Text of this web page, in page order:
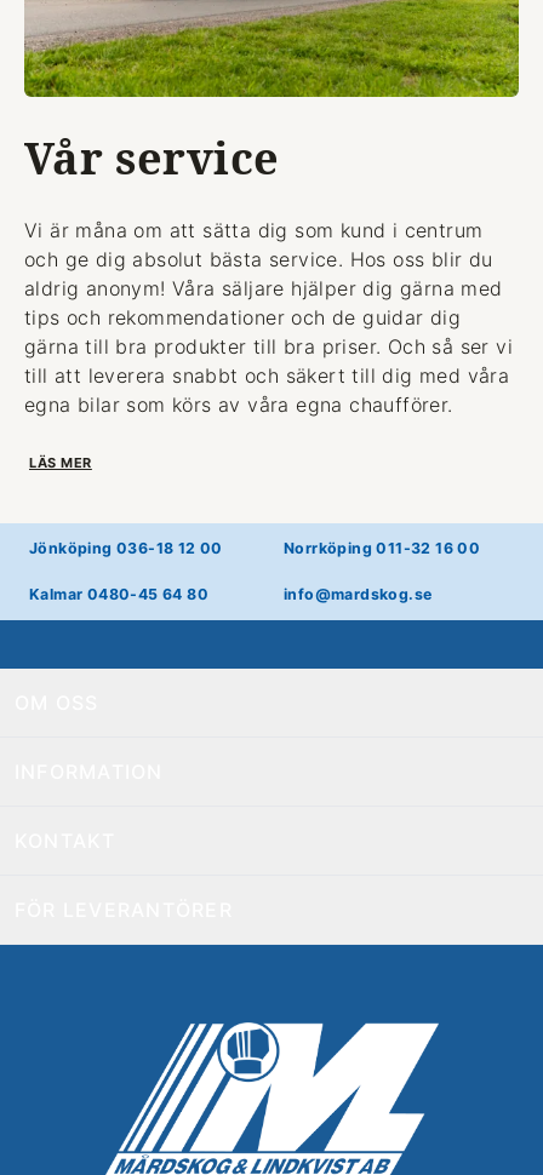
Vår service
Vi är måna om att sätta dig som kund i centrum
och ge dig absolut bästa service. Hos oss blir du
aldrig anonym! Våra säljare hjälper dig gärna med
tips och rekommendationer och de guidar dig
gärna till bra produkter till bra priser. Och så ser vi
till att leverera snabbt och säkert till dig med våra
egna bilar som körs av våra egna chaufförer.
LÄS MER
Jönköping 036-18 12 00 Norrköping 011-32 16 00
Kalmar 0480-45 64 80 info@mardskog.se